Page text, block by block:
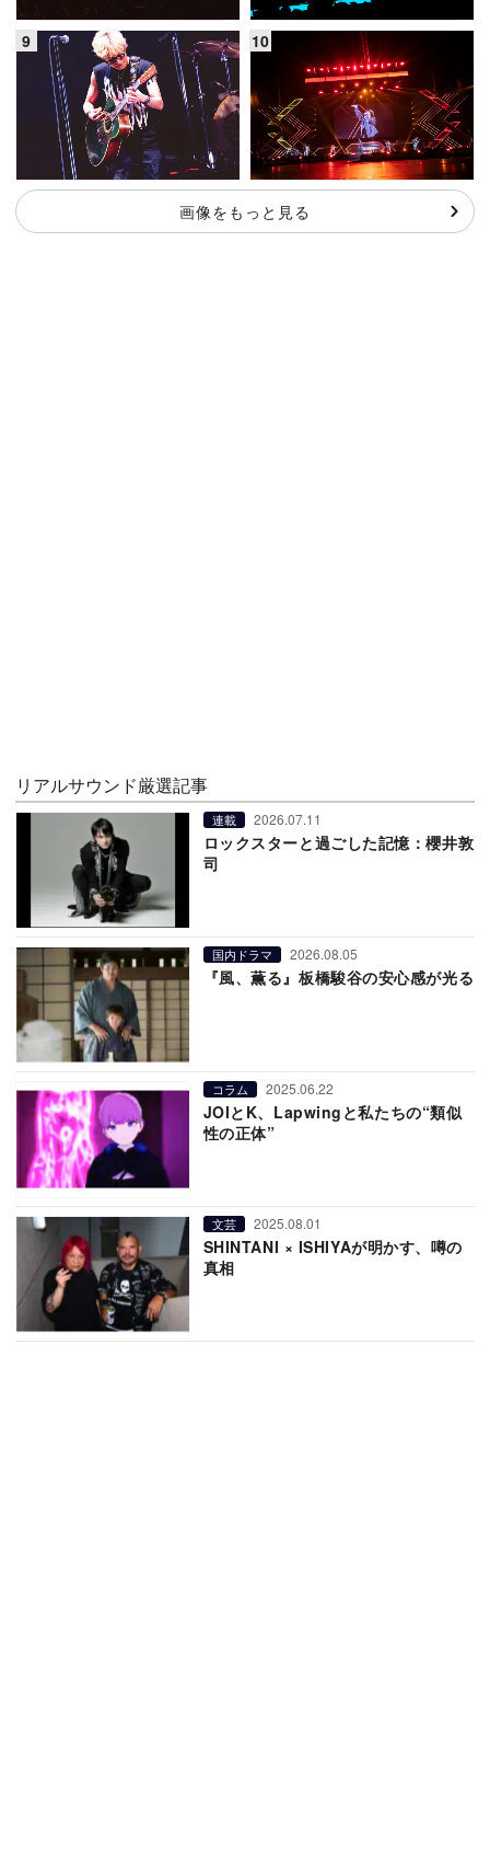
画像をもっと見る
リアルサウンド厳選記事
連載 2026.07.11
ロックスターと過ごした記憶：櫻井敦
司
国内ドラマ 2026.08.05
『風、薫る』板橋駿谷の安心感が光る
コラム 2025.06.22
JOIとK、Lapwingと私たちの“類似
性の正体”
文芸 2025.08.01
SHINTANI × ISHIYAが明かす、噂の
真相